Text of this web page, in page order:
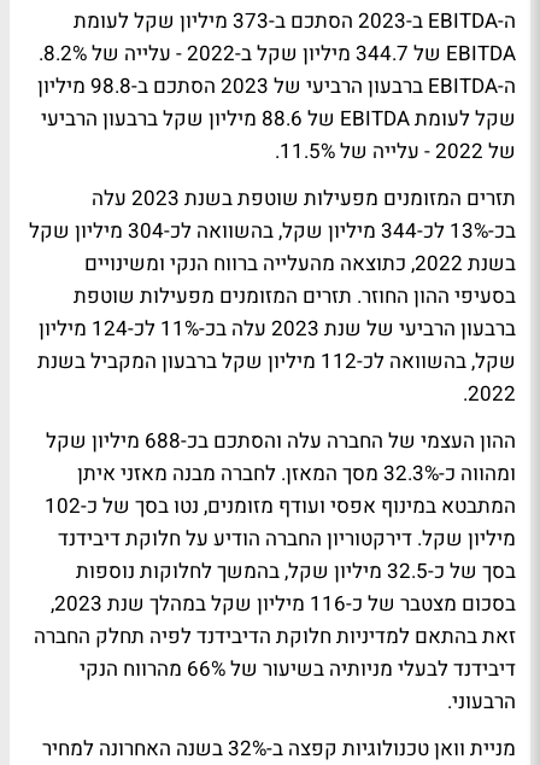
ה-EBITDA ב-2023 הסתכם ב-373 מיליון שקל לעומת
EBITDA של 344.7 מיליון שקל ב-2022 - עלייה של 8.2%.
ה-EBITDA ברבעון הרביעי של 2023 הסתכם ב-98.8 מיליון
שקל לעומת EBITDA של 88.6 מיליון שקל ברבעון הרביעי
של 2022 - עלייה של 11.5%.
תזרים המזומנים מפעילות שוטפת בשנת 2023 עלה
בכ-13% לכ-344 מיליון שקל, בהשוואה לכ-304 מיליון שקל
בשנת 2022, כתוצאה מהעלייה ברווח הנקי ומשינויים
בסעיפי ההון החוזר. תזרים המזומנים מפעילות שוטפת
ברבעון הרביעי של שנת 2023 עלה בכ-11% לכ-124 מיליון
שקל, בהשוואה לכ-112 מיליון שקל ברבעון המקביל בשנת
2022.
ההון העצמי של החברה עלה והסתכם בכ-688 מיליון שקל
ומהווה כ-32.3% מסך המאזן. לחברה מבנה מאזני איתן
המתבטא במינוף אפסי ועודף מזומנים, נטו בסך של כ-102
מיליון שקל. דירקטוריון החברה הודיע על חלוקת דיבידנד
בסך של כ-32.5 מיליון שקל, בהמשך לחלוקות נוספות
בסכום מצטבר של כ-116 מיליון שקל במהלך שנת 2023,
זאת בהתאם למדיניות חלוקת הדיבידנד לפיה תחלק החברה
דיבידנד לבעלי מניותיה בשיעור של 66% מהרווח הנקי
הרבעוני.
מניית וואן טכנולוגיות קפצה ב-32% בשנה האחרונה למחיר